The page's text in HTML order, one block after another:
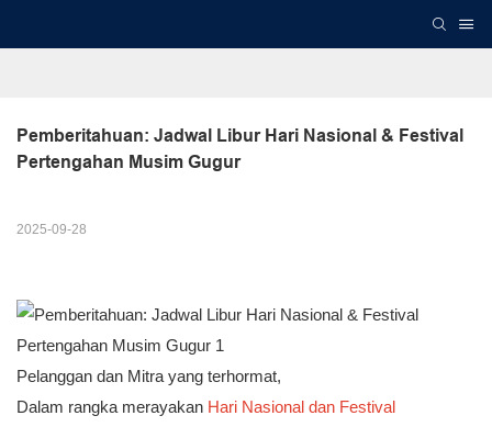
Pemberitahuan: Jadwal Libur Hari Nasional & Festival
Pertengahan Musim Gugur
2025-09-28
Pelanggan dan Mitra yang terhormat,
Dalam rangka merayakan Hari Nasional dan Festival